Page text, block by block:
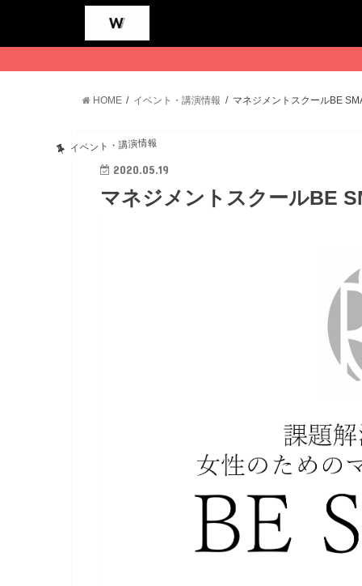
HOME イベント・講演情報 マネジメントスクールBE
イベント・講演情報
2020.05.19
マネジメントスクールBE